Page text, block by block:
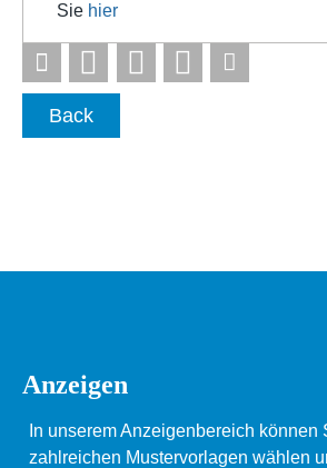
Sie hier
Back
Anzeigen
In unserem Anzeigenbereich können
zahlreichen Mustervorlagen wählen